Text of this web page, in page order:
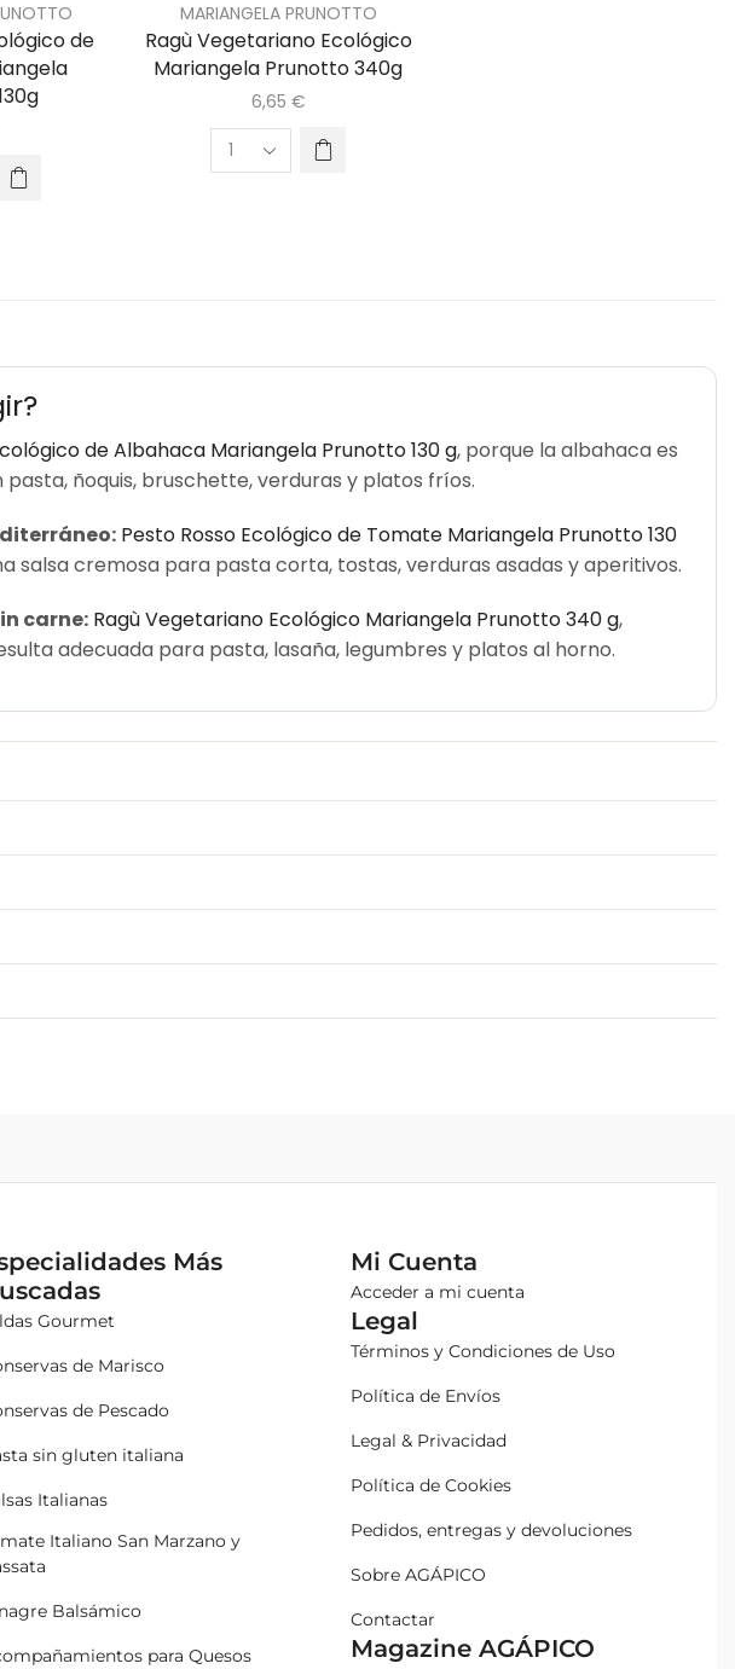
de
MARIANGELA PRUNOTTO
Ragù Vegetariano Ecológico
Mariangela Prunotto 340g
6,65 €
de Albahaca Mariangela Prunotto 130 g, porque la albahaca es
ñoquis, bruschette, verduras y platos fríos.
Pesto Rosso Ecológico de Tomate Mariangela Prunotto 130
salsa cremosa para pasta corta, tostas, verduras asadas y aperitivos.
carne: Ragù Vegetariano Ecológico Mariangela Prunotto 340 g,
adecuada para pasta, lasaña, legumbres y platos al horno.
Más
Gourmet
de Marisco
de Pescado
sin gluten italiana
Italianas
Italiano San Marzano y
Balsámico
para Quesos
Mi Cuenta
Acceder a mi cuenta
Legal
Términos y Condiciones de Uso
Política de Envíos
Legal & Privacidad
Política de Cookies
Pedidos, entregas y devoluciones
Sobre AGÁPICO
Contactar
Magazine AGÁPICO